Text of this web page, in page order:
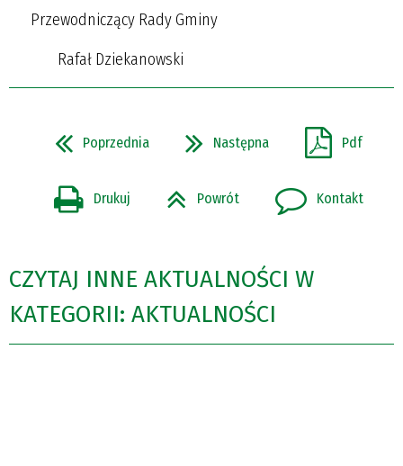
Przewodniczący Rady Gminy
Rafał Dziekanowski
Poprzednia Następna Pdf
Drukuj Powrót Kontakt
CZYTAJ INNE AKTUALNOŚCI W
KATEGORII: AKTUALNOŚCI